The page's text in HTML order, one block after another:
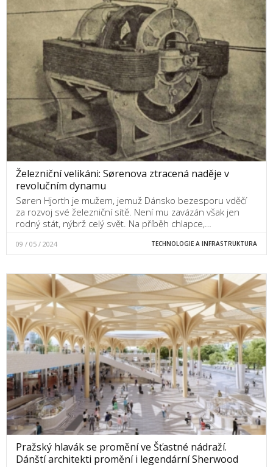
Železniční velikáni: Sørenova ztracená naděje v
revolučním dynamu
Søren Hjorth je mužem, jemuž Dánsko bezesporu vděčí
za rozvoj své železniční sítě. Není mu zavázán však jen
rodný stát, nýbrž celý svět. Na příběh chlapce,…
09 / 05 / 2024 TECHNOLOGIE A INFRASTRUKTURA
Pražský hlavák se promění ve Šťastné nádraží.
Dánští architekti promění i legendární Sherwood